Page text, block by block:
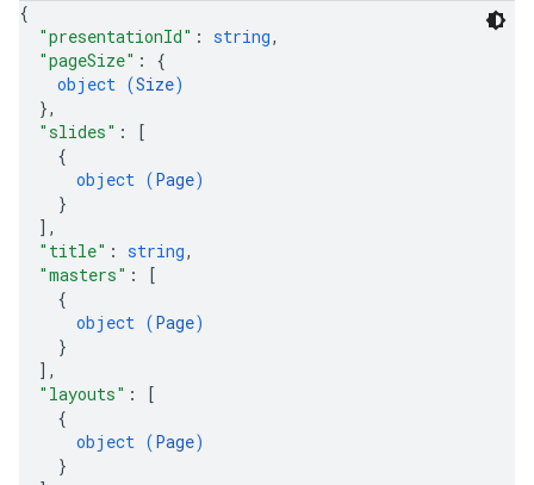
{
"presentationId" : string,
"pageSize" : {
object (Size)
},
"slides" :
[
{
object (Page)
}
] ,
"title" : string,
"masters" :
[
{
object (Page)
}
] ,
"layouts" :
[
{
object (Page)
}